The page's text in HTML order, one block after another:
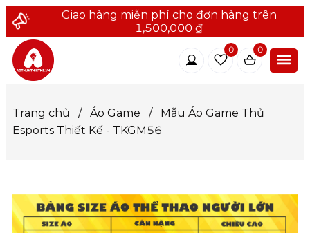
Giao hàng miễn phí cho đơn hàng trên
1,500,000 ₫
0 0
Trang chủ / Áo Game /
Mẫu Áo Game Thủ
Esports Thiết Kế - TKGM56